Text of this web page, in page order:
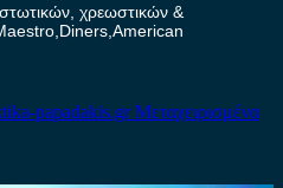
χρεωστικών &
papadakis.grΜεταχειρισμένα